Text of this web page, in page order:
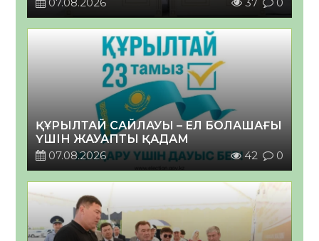
ҚҰРЫЛТАЙ САЙЛАУЫ – ЕЛ БОЛАШАҒЫ
ҮШІН ЖАУАПТЫ ҚАДАМ
07.08.2026
42 0